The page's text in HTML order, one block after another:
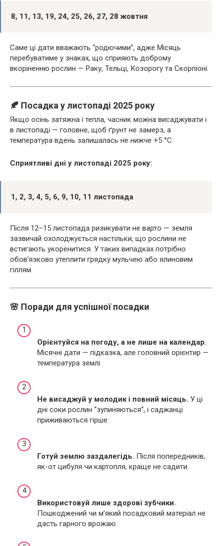
8, 11, 13, 19, 24, 25, 26, 27, 28 жовтня
Саме ці дати вважають “родючими”, адже Місяць
перебуватиме у знаках, що сприяють доброму
вкоріненню рослин — Раку, Тельці, Козорогу та Скорпіоні.
🍂 Посадка у листопаді 2025 року
Якщо осінь затяжна і тепла, часник можна висаджувати і
в листопаді — головне, щоб ґрунт не замерз, а
температура вдень залишалась не нижче +5 °C.
Сприятливі дні у листопаді 2025 року:
1, 2, 3, 4, 5, 6, 9, 10, 11 листопада
Після 12–15 листопада ризикувати не варто — земля
зазвичай охолоджується настільки, що рослини не
встигають укоренитися. У таких випадках потрібно
обов’язково утеплити грядку мульчею або ялиновим
гіллям.
🌸 Поради для успішної посадки
Орієнтуйся на погоду, а не лише на календар.
Місячні дати — підказка, але головний орієнтир —
температура землі.
Не висаджуй у молодик і повний місяць. У ці
дні соки рослин “зупиняються”, і саджанці
приживаються гірше.
Готуй землю заздалегідь. Після попередників,
як-от цибуля чи картопля, краще не садити.
Використовуй лише здорові зубчики.
Пошкоджений чи м’який посадковий матеріал не
дасть гарного врожаю.